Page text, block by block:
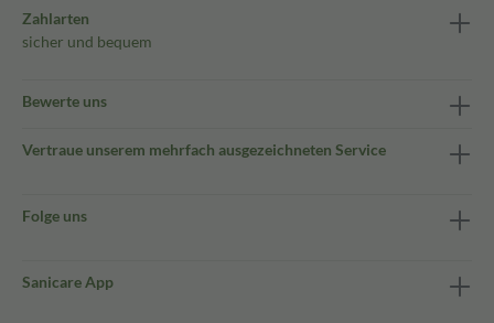
Zahlarten
sicher und bequem
Bewerte uns
Vertraue unserem mehrfach ausgezeichneten Service
Folge uns
Sanicare App